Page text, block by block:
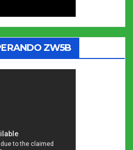
ZW5B